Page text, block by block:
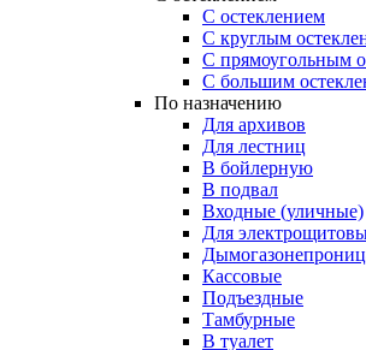
С остеклением
С круглым
С прямоугольным
С большим
По назначению
Для архивов
Для лестниц
В бойлерную
В подвал
Входные (уличные)
Для
Кассовые
Подъездные
Тамбурные
В туалет